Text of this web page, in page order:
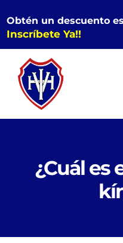
al
contenido
Obtén un descuento
Inscríbete Ya!!
¿Cuál es